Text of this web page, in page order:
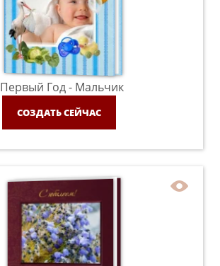
Первый Год - Мальчик
СОЗДАТЬ СЕЙЧАС